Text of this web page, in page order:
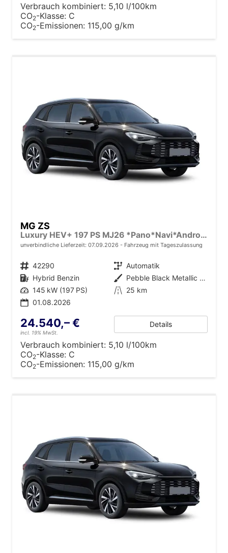
Verbrauch kombiniert: 5,10 l/100km
CO2-Klasse: C
CO2-Emissionen: 115,00 g/km
MG ZS
Luxury HEV+ 197 PS MJ26 *Pano*Navi*Android Auto*SHZ*360°*Kunstleder*Klimaauto*ACC
unverbindliche Lieferzeit: 07.09.2026 Fahrzeug mit Tageszulassung
Fahrzeugnr. 42290 Getriebe Automatik
Kraftstoff Hybrid Benzin Außenfarbe
Pebble Black Metallic [PBC]
Leistung 145 kW (197 PS) Kilometerstand 25 km
01.08.2026
24.540,– €
incl. 19% MwSt.
Details
Verbrauch kombiniert: 5,10 l/100km
CO2-Klasse: C
CO2-Emissionen: 115,00 g/km